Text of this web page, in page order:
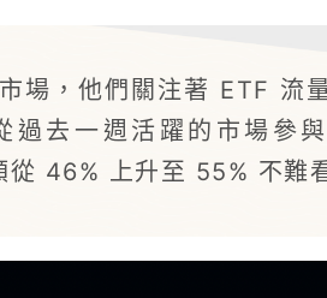
場，他們關注著 ETF 流
過去一週活躍的市場參
46% 上升至 55% 不難